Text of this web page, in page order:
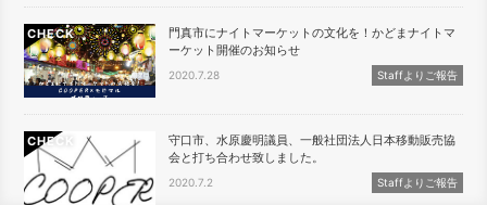
CHECK
門真市にナイトマーケットの文化を！かどまナイトマ
ーケット開催のお知らせ
2020.7.28 Staffよりご報告
CHECK
守口市、水原慶明議員、一般社団法人日本移動販売協
会と打ち合わせ致しました。
2020.7.2 Staffよりご報告